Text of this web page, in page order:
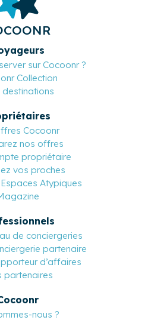
sur Cocoonr ?
Collection
Cocoonr
nos offres
propriétaire
vos proches
Atypiques
de conciergeries
partenaire
d’affaires
partenaires
nous ?